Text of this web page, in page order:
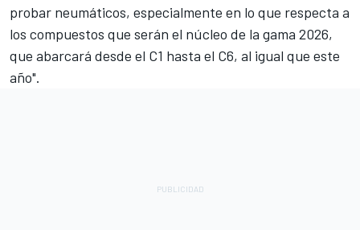
probar neumáticos, especialmente en lo que respecta a
los compuestos que serán el núcleo de la gama 2026,
que abarcará desde el C1 hasta el C6, al igual que este
año".